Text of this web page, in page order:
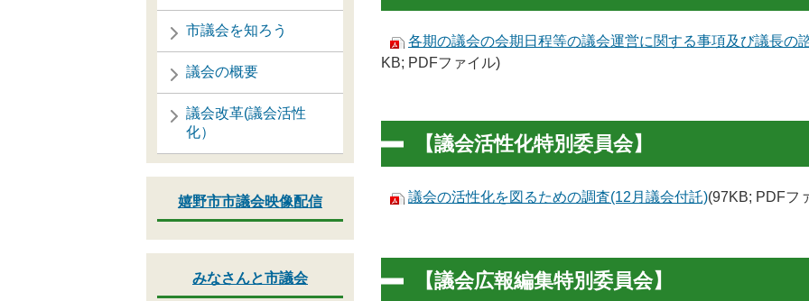
市議会を知ろう
議会の概要
議会改革(議会活性
化）
嬉野市市議会映像配信
みなさんと市議会
各期の議会の会期日程等の議会運営に関する事項及び議長の
KB; PDFファイル)
【議会活性化特別委員会】
議会の活性化を図るための調査(12月議会付託)(97KB; PDFフ
【議会広報編集特別委員会】